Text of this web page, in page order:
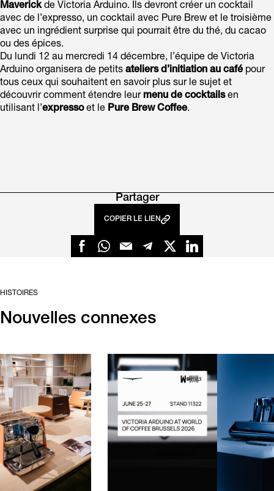
Maverickde Victoria Arduino. Ils devront créer un cocktail
avec de l’expresso, un cocktail avec Pure Brew et le troisième
avec un ingrédient surprise qui pourrait être du thé, du cacao
ou des épices.
Du lundi 12 au mercredi 14 décembre, l’équipe de Victoria
Arduino organisera de petits ateliers d’initiation au cafépour
tous ceux qui souhaitent en savoir plus sur le sujet et
découvrir comment étendre leur menu de cocktailsen
utilisant l’expressoet le Pure Brew Coffee.
Partager
COPIER LE LIEN
HISTOIRES
Nouvelles connexes